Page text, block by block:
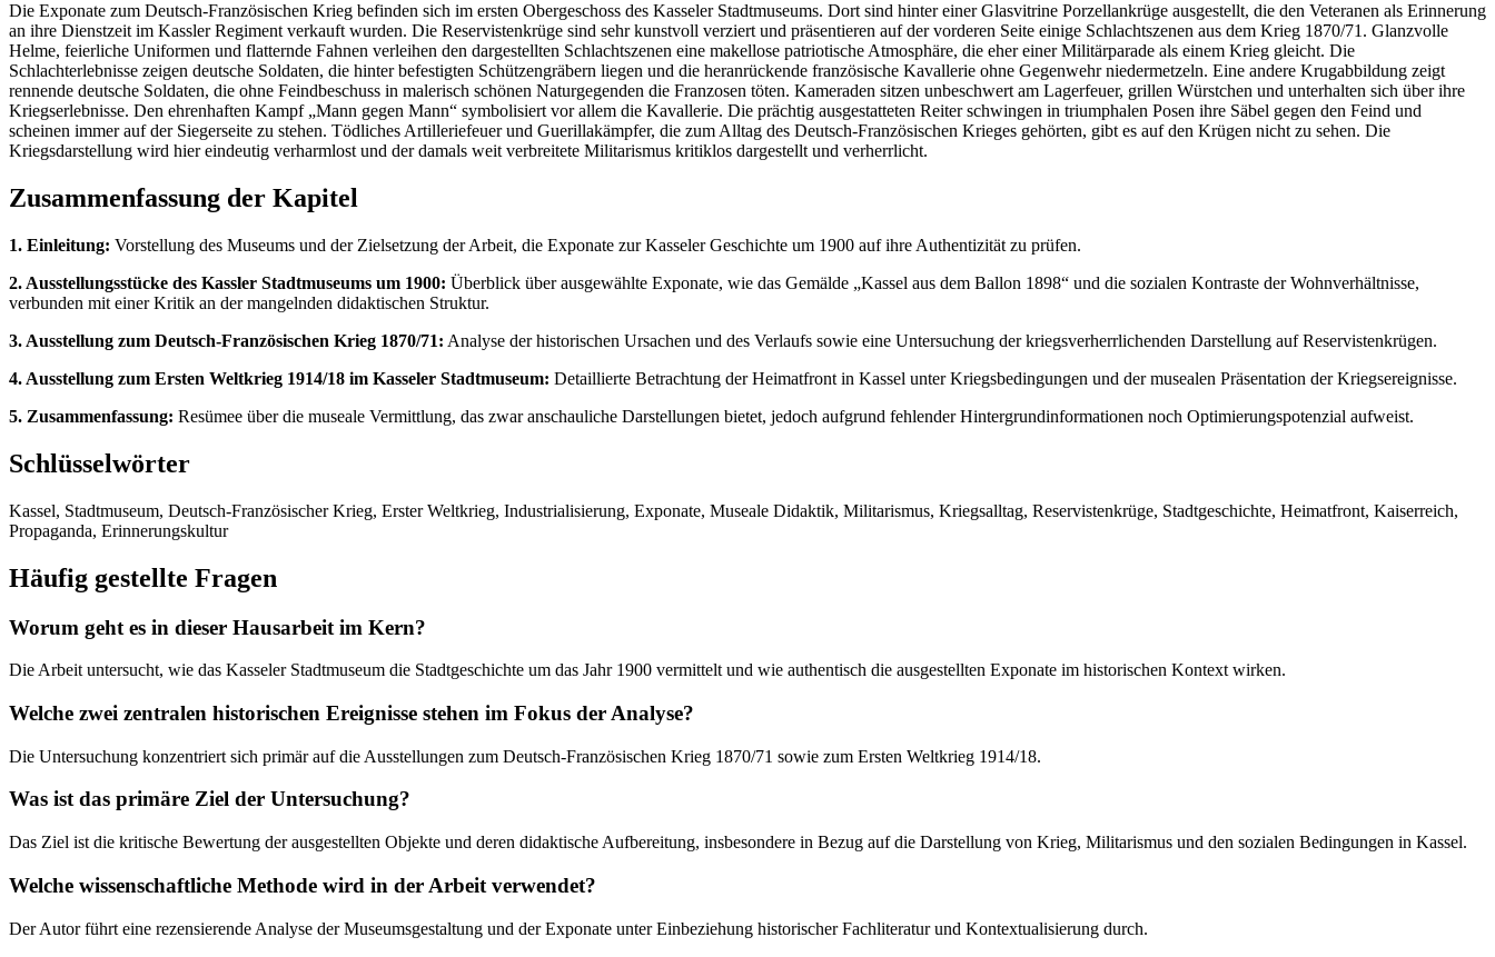
Die Exponate zum Deutsch-Französischen Krieg befinden sich im ersten Obergeschoss des Kasseler Stadtmuseums. Dort sind hinter einer Glasvitrine Porzellankrüge ausgestellt, die den Veteranen als Erinnerung
an ihre Dienstzeit im Kassler Regiment verkauft wurden. Die Reservistenkrüge sind sehr kunstvoll verziert und präsentieren auf der vorderen Seite einige Schlachtszenen aus dem Krieg 1870/71. Glanzvolle
Helme, feierliche Uniformen und flatternde Fahnen verleihen den dargestellten Schlachtszenen eine makellose patriotische Atmosphäre, die eher einer Militärparade als einem Krieg gleicht. Die
Schlachterlebnisse zeigen deutsche Soldaten, die hinter befestigten Schützengräbern liegen und die heranrückende französische Kavallerie ohne Gegenwehr niedermetzeln. Eine andere Krugabbildung zeigt
rennende deutsche Soldaten, die ohne Feindbeschuss in malerisch schönen Naturgegenden die Franzosen töten. Kameraden sitzen unbeschwert am Lagerfeuer, grillen Würstchen und unterhalten sich über ihre
Kriegserlebnisse. Den ehrenhaften Kampf „Mann gegen Mann“ symbolisiert vor allem die Kavallerie. Die prächtig ausgestatteten Reiter schwingen in triumphalen Posen ihre Säbel gegen den Feind und
scheinen immer auf der Siegerseite zu stehen. Tödliches Artilleriefeuer und Guerillakämpfer, die zum Alltag des Deutsch-Französischen Krieges gehörten, gibt es auf den Krügen nicht zu sehen. Die
Kriegsdarstellung wird hier eindeutig verharmlost und der damals weit verbreitete Militarismus kritiklos dargestellt und verherrlicht.
Zusammenfassung der Kapitel
1. Einleitung: Vorstellung des Museums und der Zielsetzung der Arbeit, die Exponate zur Kasseler Geschichte um 1900 auf ihre Authentizität zu prüfen.
2. Ausstellungsstücke des Kassler Stadtmuseums um 1900: Überblick über ausgewählte Exponate, wie das Gemälde „Kassel aus dem Ballon 1898“ und die sozialen Kontraste der Wohnverhältnisse,
verbunden mit einer Kritik an der mangelnden didaktischen Struktur.
3. Ausstellung zum Deutsch-Französischen Krieg 1870/71: Analyse der historischen Ursachen und des Verlaufs sowie eine Untersuchung der kriegsverherrlichenden Darstellung auf Reservistenkrügen.
4. Ausstellung zum Ersten Weltkrieg 1914/18 im Kasseler Stadtmuseum: Detaillierte Betrachtung der Heimatfront in Kassel unter Kriegsbedingungen und der musealen Präsentation der Kriegsereignisse.
5. Zusammenfassung: Resümee über die museale Vermittlung, das zwar anschauliche Darstellungen bietet, jedoch aufgrund fehlender Hintergrundinformationen noch Optimierungspotenzial aufweist.
Schlüsselwörter
Kassel, Stadtmuseum, Deutsch-Französischer Krieg, Erster Weltkrieg, Industrialisierung, Exponate, Museale Didaktik, Militarismus, Kriegsalltag, Reservistenkrüge, Stadtgeschichte, Heimatfront, Kaiserreich,
Propaganda, Erinnerungskultur
Häufig gestellte Fragen
Worum geht es in dieser Hausarbeit im Kern?
Die Arbeit untersucht, wie das Kasseler Stadtmuseum die Stadtgeschichte um das Jahr 1900 vermittelt und wie authentisch die ausgestellten Exponate im historischen Kontext wirken.
Welche zwei zentralen historischen Ereignisse stehen im Fokus der Analyse?
Die Untersuchung konzentriert sich primär auf die Ausstellungen zum Deutsch-Französischen Krieg 1870/71 sowie zum Ersten Weltkrieg 1914/18.
Was ist das primäre Ziel der Untersuchung?
Das Ziel ist die kritische Bewertung der ausgestellten Objekte und deren didaktische Aufbereitung, insbesondere in Bezug auf die Darstellung von Krieg, Militarismus und den sozialen Bedingungen in Kassel.
Welche wissenschaftliche Methode wird in der Arbeit verwendet?
Der Autor führt eine rezensierende Analyse der Museumsgestaltung und der Exponate unter Einbeziehung historischer Fachliteratur und Kontextualisierung durch.